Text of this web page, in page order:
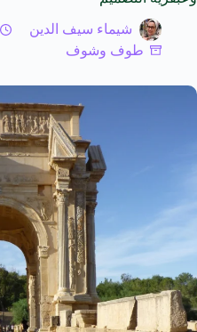
شيماء سيف الدين
طوف وشوف